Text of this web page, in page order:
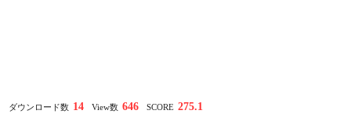
ダウンロード数 14 View数 646 SCORE 275.1